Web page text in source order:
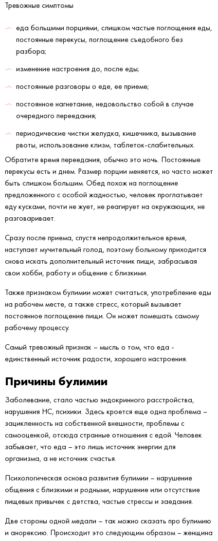
Тревожные симптомы
еда большими порциями, слишком частые поглощения еды,
постоянные перекусы, поглощение съедобного без
разбора;
изменение настроения до, после еды;
постоянные разговоры о еде, ее приеме;
постоянное нагнетание, недовольство собой в случае
очередного переедания;
периодические чистки желудка, кишечника, вызывание
рвоты, использование клизм, таблеток-слабительных.
Обратите время переедания, обычно это ночь. Постоянные
перекусы есть и днем. Размер порции меняется, но часто может
быть слишком большим. Обед похож на поглощение
предложенного с особой жадностью, человек проглатывает
еду кусками, почти не жует, не реагирует на окружающих, не
разговаривает.
Сразу после приема, спустя непродолжительное время,
наступает мучительный голод, поэтому больному приходится
снова искать дополнительный источник пищи, забрасывая
свои хобби, работу и общение с близкими.
Также признаком булимии может считаться, употребление еды
на рабочем месте, а также стресс, который вызывает
постоянное поглощение пищи. Он может помешать самому
рабочему процессу.
Самый тревожный признак – мысль о том, что еда -
единственный источник радости, хорошего настроения.
Причины булимии
Заболевание, стало частью эндокринного расстройства,
нарушения НС, психики. Здесь кроется еще одна проблема –
зацикленность на собственной внешности, проблемы с
самооценкой, отсюда странные отношения с едой. Человек
забывает, что еда – это лишь источник энергии для
организма, а не источник счастья.
Психологическая основа развития булимии – нарушение
общения с близкими и родными, нарушение или отсутствие
пищевых привычек с детства, частые стрессы и заедания.
Две стороны одной медали – так можно сказать про булимию
и анорексию. Происходит это следующим образом – женщина